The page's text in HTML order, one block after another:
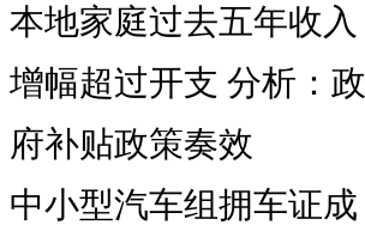
本地家庭过去五年收入
增幅超过开支 分析：政
府补贴政策奏效
中小型汽车组拥车证成